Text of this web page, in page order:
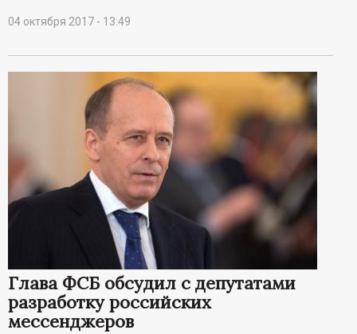
04 октября 2017 - 13:49
Глава ФСБ обсудил с депутатами
разработку российских
мессенджеров